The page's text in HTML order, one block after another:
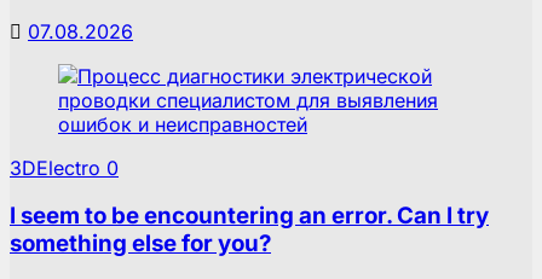
07.08.2026
3DElectro 0
I seem to be encountering an error. Can I try
something else for you?